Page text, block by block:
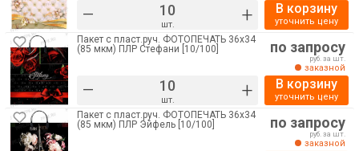
– шт. + В корзину
уточнить цену
Пакет с пласт.руч. ФОТОПЕЧАТЬ 36х34
(85 мкм) ПЛР Стефани [10/100]
– шт. +
по запросу
руб. за шт.
заказной
В корзину
уточнить цену
Пакет с пласт.руч. ФОТОПЕЧАТЬ 36х34
(85 мкм) ПЛР Эйфель [10/100]
по запросу
руб. за шт.
заказной